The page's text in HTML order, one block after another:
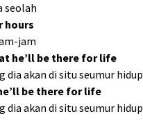
seolah
hours
jam
he’ll be there for life
dia akan di situ seumur hidup
be there for life
dia akan di situ seumur hidup